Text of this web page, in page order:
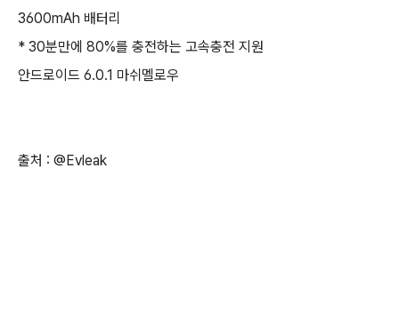
3600mAh 배터리
* 30분만에 80%를 충전하는 고속충전 지원
안드로이드 6.0.1 마쉬멜로우
출처 : @Evleak